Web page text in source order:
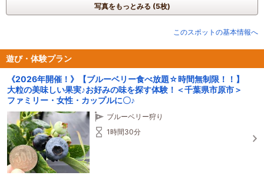
写真をもっとみる (5枚)
このスポットの基本情報へ
遊び・体験プラン
《2026年開催！》【ブルーベリー食べ放題☆時間無制限！！】
大粒の美味しい果実♪お好みの味を探す体験！＜千葉県市原市＞
ファミリー・女性・カップルに〇♪
ブルーベリー狩り
1時間30分